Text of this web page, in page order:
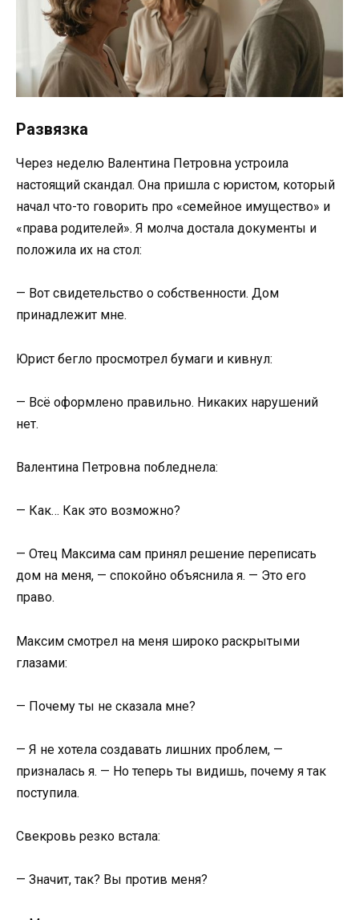
Развязка
Через неделю Валентина Петровна устроила
настоящий скандал. Она пришла с юристом, который
начал что-то говорить про «семейное имущество» и
«права родителей». Я молча достала документы и
положила их на стол:
— Вот свидетельство о собственности. Дом
принадлежит мне.
Юрист бегло просмотрел бумаги и кивнул:
— Всё оформлено правильно. Никаких нарушений
нет.
Валентина Петровна побледнела:
— Как… Как это возможно?
— Отец Максима сам принял решение переписать
дом на меня, — спокойно объяснила я. — Это его
право.
Максим смотрел на меня широко раскрытыми
глазами:
— Почему ты не сказала мне?
— Я не хотела создавать лишних проблем, —
призналась я. — Но теперь ты видишь, почему я так
поступила.
Свекровь резко встала:
— Значит, так? Вы против меня?